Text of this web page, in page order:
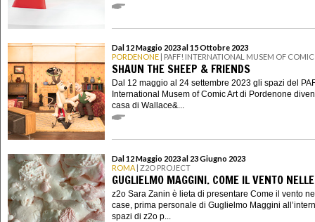
Dal 12 Maggio 2023 al 15 Ottobre 2023
PORDENONE | PAFF! INTERNATIONAL MUSEM OF
SHAUN THE SHEEP & FRIENDS
Dal 12 maggio al 24 settembre 2023 gli spazi del
International Musem of Comic Art di Pordenone
casa di Wallace&...
Dal 12 Maggio 2023 al 23 Giugno 2023
ROMA | Z2O PROJECT
GUGLIELMO MAGGINI. COME IL VENTO
z2o Sara Zanin è lieta di presentare Come il vento
case, prima personale di Guglielmo Maggini
spazi di z2o p...